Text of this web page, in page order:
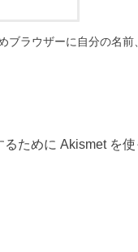
ブラウザーに自分の名前
ために Akismet を使